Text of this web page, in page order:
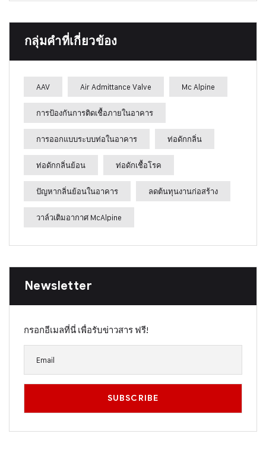
กลุ่มคำที่เกี่ยวข้อง
AAV Air Admittance Valve Mc Alpine
การป้องกันการติดเชื้อภายในอาคาร
การออกแบบระบบท่อในอาคาร ท่อดักกลิ่น
ท่อดักกลิ่นย้อน ท่อดักเชื้อโรค
ปัญหากลิ่นย้อนในอาคาร ลดต้นทุนงานก่อสร้าง
วาล์วเติมอากาศ McAlpine
Newsletter
กรอกอีเมลที่นี่ เพื่อรับข่าวสาร ฟรี!